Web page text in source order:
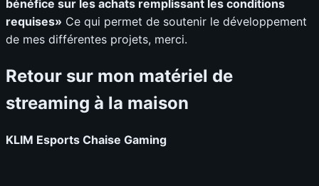
bénéfice sur les achats remplissant les conditions
requises» Ce qui permet de soutenir le développement
de mes différentes projets, merci.
Retour sur mon matériel de
streaming à la maison
KLIM Esports Chaise Gaming